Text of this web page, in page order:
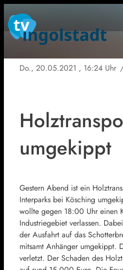
Do., 20.05.2021 , 16:24 Uhr
umgekippt
Gestern Abend ist ein
Interparks bei Kösching
wollte gegen 18:00 Uhr einen
Industriegebiet verlassen.
der Ausfahrt auf das
mitsamt Anhänger umgekippt.
verletzt. Der Schaden des